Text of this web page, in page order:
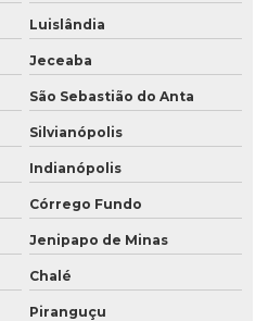
Luislândia
Jeceaba
São Sebastião do Anta
Silvianópolis
Indianópolis
Córrego Fundo
Jenipapo de Minas
Chalé
Piranguçu